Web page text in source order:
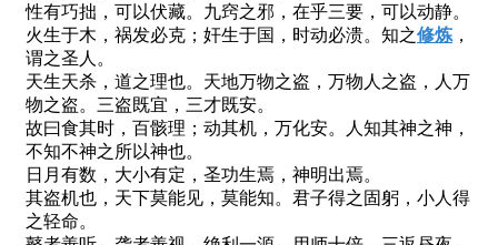
性有巧拙，可以伏藏。九窍之邪，在乎三要，可以动静。
火生于木，祸发必克；奸生于国，时动必溃。知之修炼 ，
谓之圣人。
天生天杀，道之理也。天地万物之盗，万物人之盗，人万
物之盗。三盗既宜，三才既安。
故曰食其时，百骸理；动其机，万化安。人知其神之神，
不知不神之所以神也。
日月有数，大小有定，圣功生焉，神明出焉。
其盗机也，天下莫能见，莫能知。君子得之固躬，小人得
之轻命。